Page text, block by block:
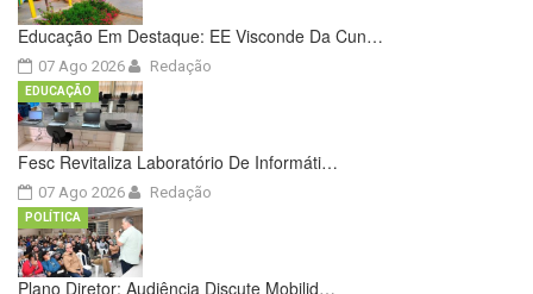
Educação Em Destaque: EE Visconde Da Cun…
07 Ago 2026 Redação
Fesc Revitaliza Laboratório De Informáti…
07 Ago 2026
EDUCAÇÃO
Redação
Plano Diretor: Audiência Discute Mobilid…
POLÍTICA